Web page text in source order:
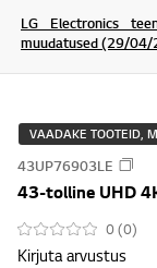
LG Electronics
muudatused (29/
VAADAKE TOOTEID,
43UP76903LE
43-tolline UHD
0 (0)
Kirjuta arvustus